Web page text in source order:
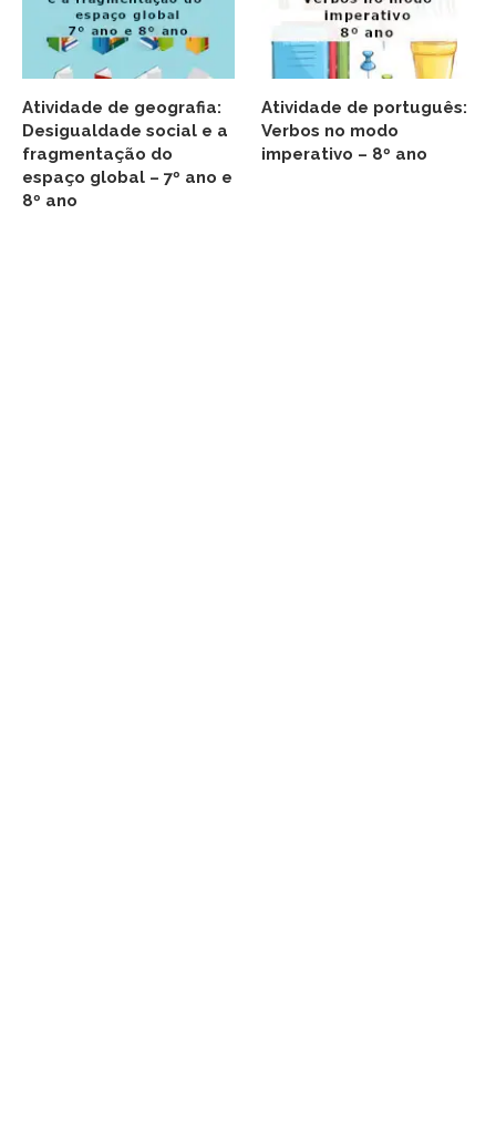
Atividade de geografia:
Desigualdade social e a
fragmentação do
espaço global – 7º ano e
8º ano
Atividade de português:
Verbos no modo
imperativo – 8º ano